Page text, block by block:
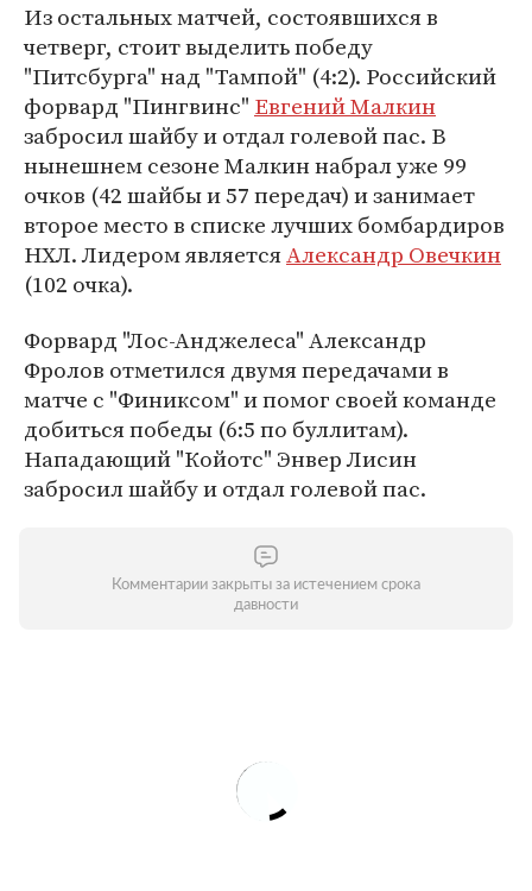
Из остальных матчей, состоявшихся в
четверг, стоит выделить победу
"Питсбурга" над "Тампой" (4:2). Российский
форвард "Пингвинс" Евгений Малкин
забросил шайбу и отдал голевой пас. В
нынешнем сезоне Малкин набрал уже 99
очков (42 шайбы и 57 передач) и занимает
второе место в списке лучших бомбардиров
НХЛ. Лидером являетсяАлександр Овечкин
(102 очка).
Форвард "Лос-Анджелеса" Александр
Фролов отметился двумя передачами в
матче с "Финиксом" и помог своей команде
добиться победы (6:5 по буллитам).
Нападающий "Койотс" Энвер Лисин
забросил шайбу и отдал голевой пас.
Комментарии закрыты за истечением срока
давности